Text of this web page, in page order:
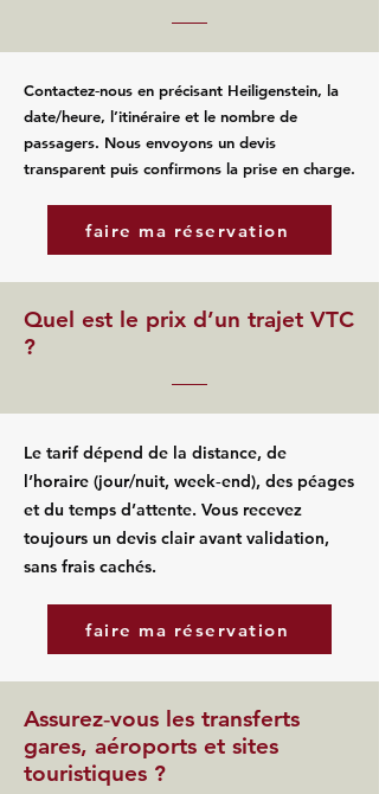
Contactez‑nous en précisant Heiligenstein, la
date/heure, l’itinéraire et le nombre de
passagers. Nous envoyons un devis
transparent puis confirmons la prise en charge.
faire ma réservation
Quel est le prix d’un trajet VTC
?
Le tarif dépend de la distance, de
l’horaire (jour/nuit, week‑end), des péages
et du temps d’attente. Vous recevez
toujours un devis clair avant validation,
sans frais cachés.
faire ma réservation
Assurez‑vous les transferts
gares, aéroports et sites
touristiques ?